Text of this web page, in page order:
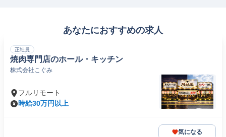
あなたにおすすめの求人
正社員
焼肉専門店のホール・キッチン
株式会社こぐみ
フルリモート
時給30万円以上
気になる